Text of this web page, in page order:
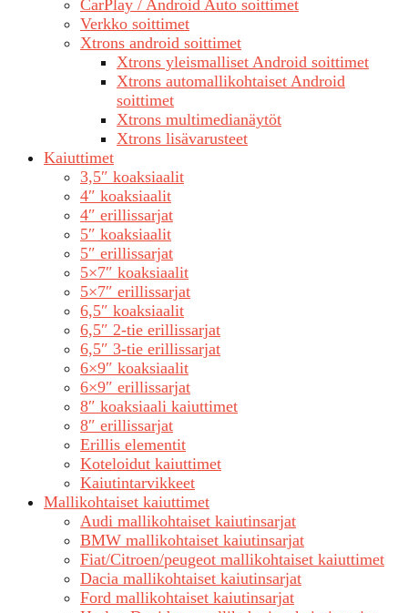
CarPlay / Android Auto soittimet
Verkko soittimet
Xtrons android soittimet
Xtrons yleismalliset Android soittimet
Xtrons automallikohtaiset Android
soittimet
Xtrons multimedianäytöt
Xtrons lisävarusteet
Kaiuttimet
3,5″ koaksiaalit
4″ koaksiaalit
4″ erillissarjat
5″ koaksiaalit
5″ erillissarjat
5×7″ koaksiaalit
5×7″ erillissarjat
6,5″ koaksiaalit
6,5″ 2-tie erillissarjat
6,5″ 3-tie erillissarjat
6×9″ koaksiaalit
6×9″ erillissarjat
8″ koaksiaali kaiuttimet
8″ erillissarjat
Erillis elementit
Koteloidut kaiuttimet
Kaiutintarvikkeet
Mallikohtaiset kaiuttimet
Audi mallikohtaiset kaiutinsarjat
BMW mallikohtaiset kaiutinsarjat
Fiat/Citroen/peugeot mallikohtaiset kaiuttimet
Dacia mallikohtaiset kaiutinsarjat
Ford mallikohtaiset kaiutinsarjat